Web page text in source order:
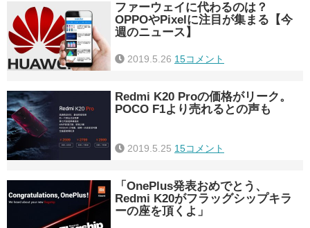
ファーウェイに代わるのは？
OPPOやPixelに注目が集まる【今
週のニュース】
2019.5.26 15コメント
Redmi K20 Proの価格がリーク。
POCO F1より売れるとの声も
2019.5.25 15コメント
「OnePlus発表おめでとう、
Redmi K20がフラッグシップキラ
ーの座を頂くよ」